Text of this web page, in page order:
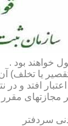
خواهند بود .
یا تخلف)
افتد و
مجازتهای مقرر
سردفتر